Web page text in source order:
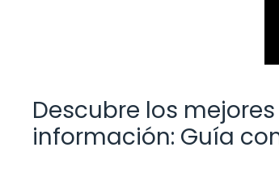
Descubre los
información: Guía